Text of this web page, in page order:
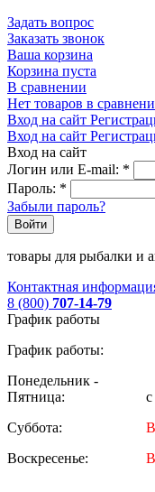
Задать вопрос
Заказать звонок
Ваша корзина
Корзина пуста
В сравнении
Нет товаров в
Вход на сайт
Вход на сайт
Вход на сайт
Логин или E-mail: *
Пароль: *
Забыли пароль?
Войти
товары для рыбалки и
Контактная
8 (800) 707-14-79
График работы
График работы:
Понедельник -
Пятница:
Суббота:
Воскресенье: